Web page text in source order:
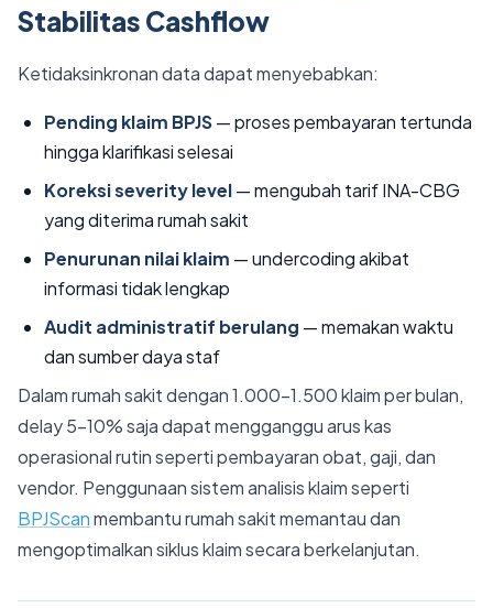
Stabilitas Cashflow
Ketidaksinkronan data dapat menyebabkan:
Pending klaim BPJS— proses pembayaran tertunda
hingga klarifikasi selesai
Koreksi severity level— mengubah tarif INA-CBG
yang diterima rumah sakit
Penurunan nilai klaim — undercoding akibat
informasi tidak lengkap
Audit administratif berulang — memakan waktu
dan sumber daya staf
Dalam rumah sakit dengan 1.000-1.500 klaim per bulan,
delay 5-10% saja dapat mengganggu arus kas
operasional rutin seperti pembayaran obat, gaji, dan
vendor. Penggunaan sistem analisis klaim seperti
BPJScanmembantu rumah sakit memantau dan
mengoptimalkan siklus klaim secara berkelanjutan.